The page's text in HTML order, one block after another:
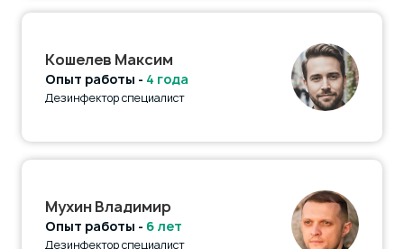
Кошелев Максим
Опыт работы - 4 года
Дезинфектор специалист
Мухин Владимир
Опыт работы - 6 лет
Дезинфектор специалист